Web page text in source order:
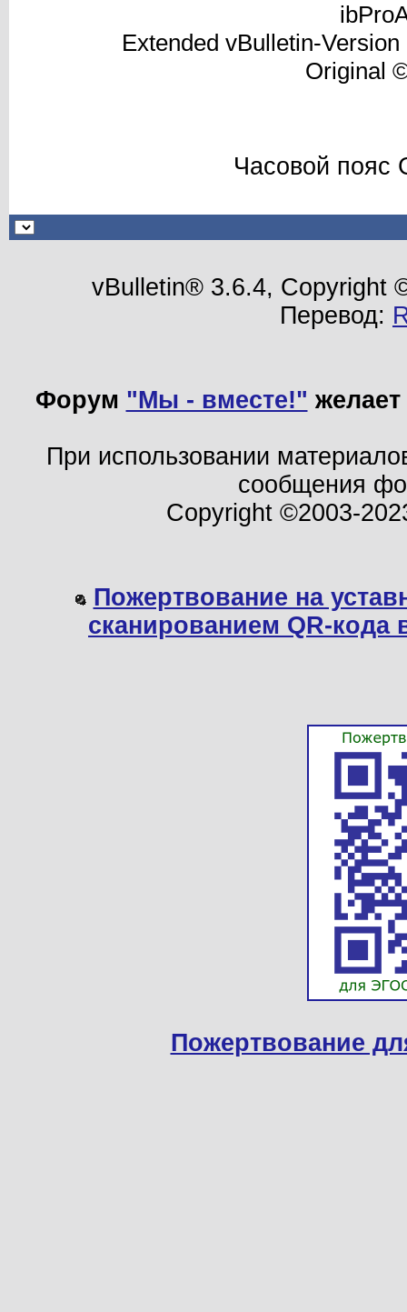
Extended vBulletin-
Original
Часовой пояс
vBulletin® 3.6.4, Copyright
Перевод:
Форум "Мы - вместе!"
При использовании
сообщения
Copyright ©2003-
Пожертвование на
сканированием QR-
Пожертвование